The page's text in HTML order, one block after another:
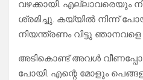
വഴക്കായി. എല്ലാവരെയും
ശ്രമിച്ചു. കയ്യിൽ നിന്ന്
നിയന്ത്രണം വിട്ടു ഞാനവളെ
അടികൊണ്ട് അവൾ
പോയി. എന്റെ മോളും